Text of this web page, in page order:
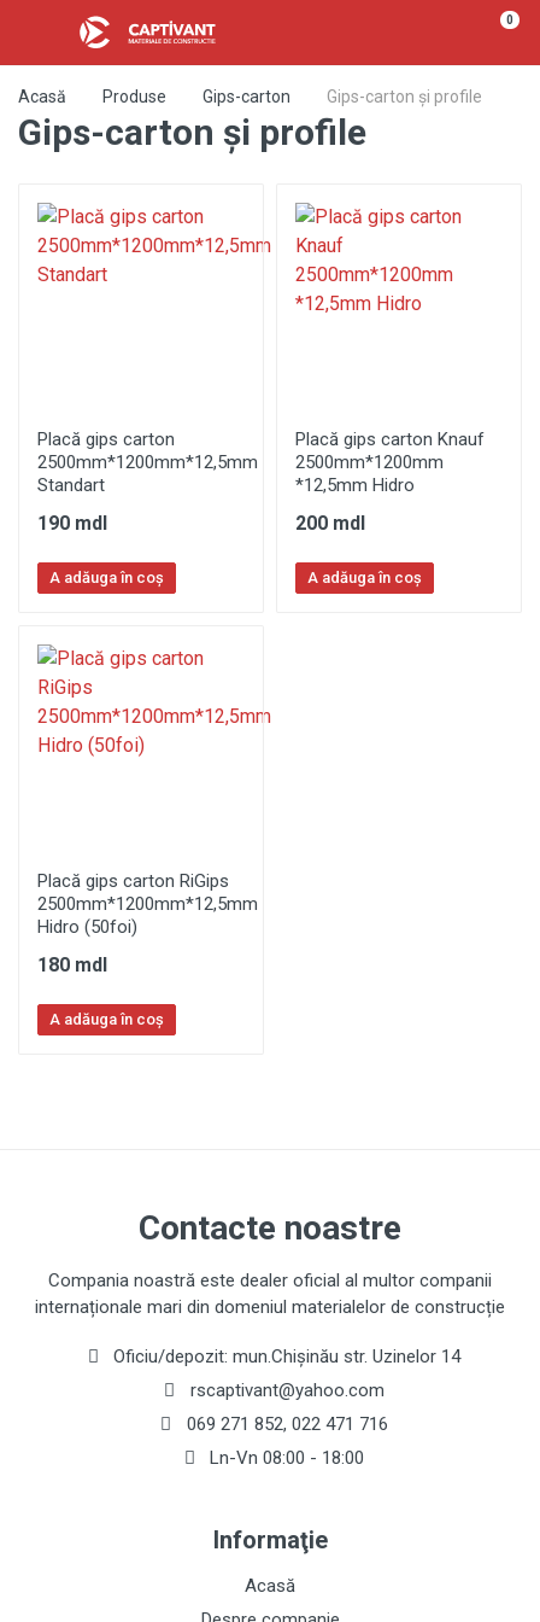
0
Acasă Produse Gips-carton Gips-carton și profile
Gips-carton și profile
Placă gips carton
2500mm*1200mm*12,5mm
Standart
190 mdl
A adăuga în coș
Placă gips carton Knauf
2500mm*1200mm
*12,5mm Hidro
200 mdl
A adăuga în coș
Placă gips carton RiGips
2500mm*1200mm*12,5mm
Hidro (50foi)
180 mdl
A adăuga în coș
Contacte noastre
Compania noastră este dealer oficial al multor companii
internaționale mari din domeniul materialelor de construcție
Oficiu/depozit: mun.Chișinău str. Uzinelor 14
rscaptivant@yahoo.com
069 271 852, 022 471 716
Ln-Vn 08:00 - 18:00
Informaţie
Acasă